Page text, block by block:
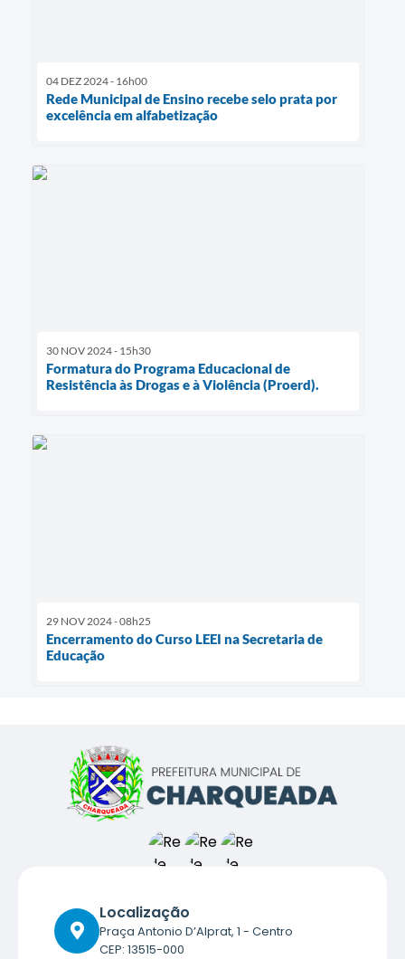
04 DEZ 2024 - 16h00
Rede Municipal de Ensino recebe selo prata por
excelência em alfabetização
30 NOV 2024 - 15h30
Formatura do Programa Educacional de
Resistência às Drogas e à Violência (Proerd).
29 NOV 2024 - 08h25
Encerramento do Curso LEEI na Secretaria de
Educação
Localização
Praça Antonio D’Alprat, 1 - Centro
CEP: 13515-000